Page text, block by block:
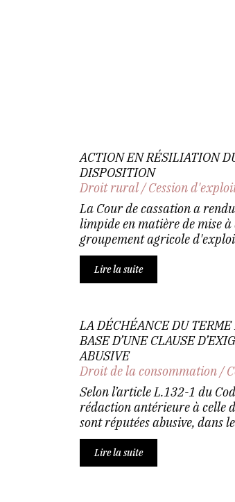
ACTION EN RÉSILIATION
DISPOSITION
Droit rural/Cession
La Cour de cassation a
limpide en matière de mise
groupement agricole
Lire la suite
LA DÉCHÉANCE DU
BASE D’UNE CLAUSE
ABUSIVE
Droit de la consommation/
Selon l’article L.132-1 du
rédaction antérieure à celle
sont réputées abusive, dans
Lire la suite